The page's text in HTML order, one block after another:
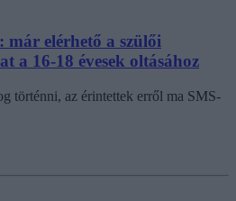
elérhető a szülői
a 16-18 évesek oltásához
történni, az érintettek erről ma SMS-